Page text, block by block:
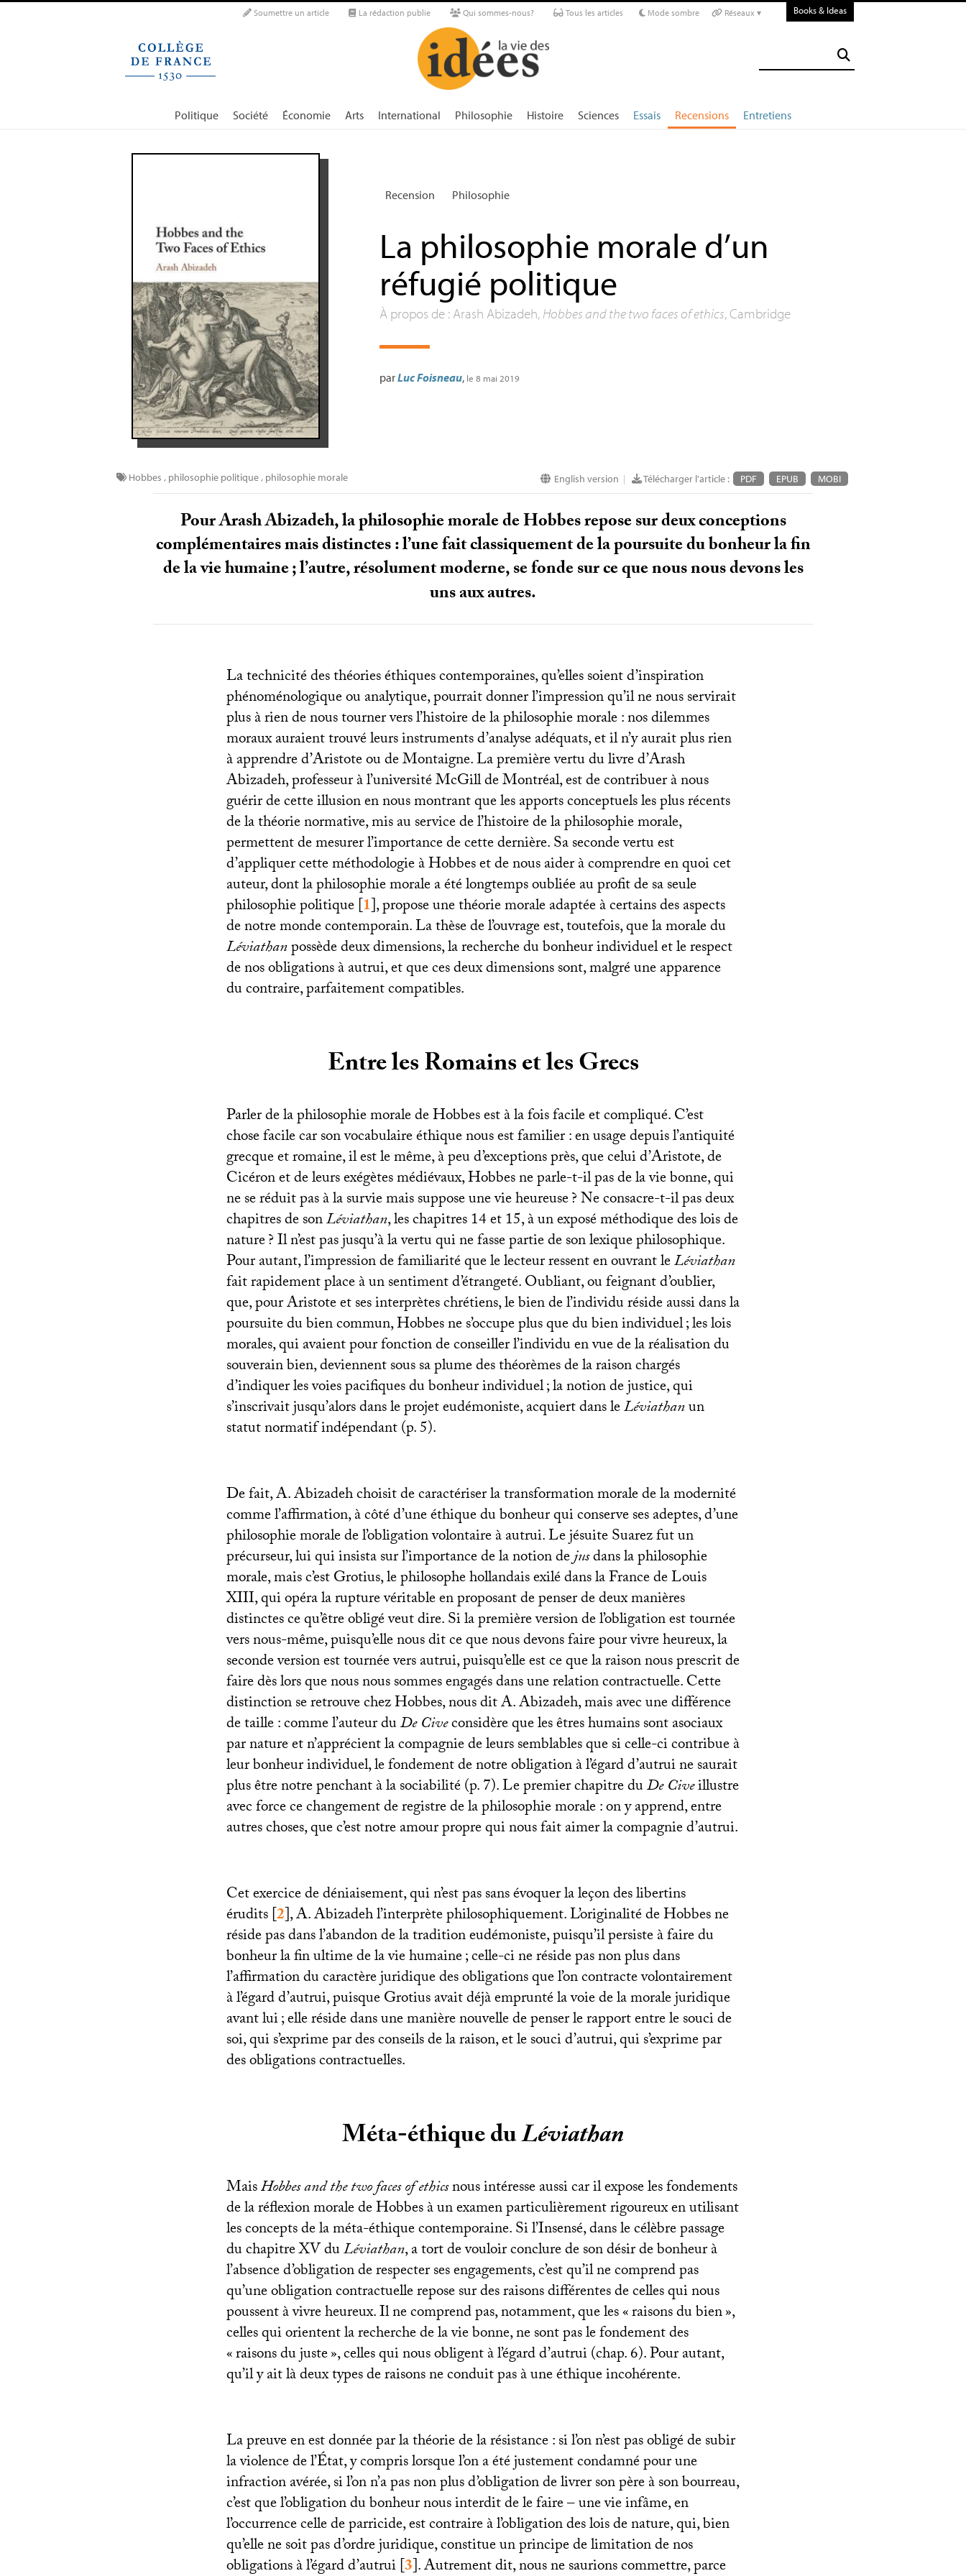
Soumettre un article La rédaction publie Qui sommes-nous? Tous les articles Mode sombre Réseaux ▾ Books & Ideas
Politique Société Économie Arts International Philosophie Histoire Sciences Essais Recensions Entretiens
Recension Philosophie
La philosophie morale d’un
réfugié politique
À propos de : Arash Abizadeh, Hobbes and the two faces of ethics, Cambridge
parLuc Foisneau, le 8 mai 2019
English version | Télécharger l'article : PDF EPUB MOBI
Hobbes , philosophie politique , philosophie morale
Pour Arash Abizadeh, la philosophie morale de Hobbes repose sur deux conceptions
complémentaires mais distinctes : l’une fait classiquement de la poursuite du bonheur la fin
de la vie humaine; l’autre, résolument moderne, se fonde sur ce que nous nous devons les
uns aux autres.
La technicité des théories éthiques contemporaines, qu’elles soient d’inspiration
phénoménologique ou analytique, pourrait donner l’impression qu’il ne nous servirait
plus à rien de nous tourner vers l’histoire de la philosophie morale : nos dilemmes
moraux auraient trouvé leurs instruments d’analyse adéquats, et il n’y aurait plus rien
à apprendre d’Aristote ou de Montaigne. La première vertu du livre d’Arash
Abizadeh, professeur à l’université McGill de Montréal, est de contribuer à nous
guérir de cette illusion en nous montrant que les apports conceptuels les plus récents
de la théorie normative, mis au service de l’histoire de la philosophie morale,
permettent de mesurer l’importance de cette dernière. Sa seconde vertu est
d’appliquer cette méthodologie à Hobbes et de nous aider à comprendre en quoi cet
auteur, dont la philosophie morale a été longtemps oubliée au profit de sa seule
philosophie politique[1], propose une théorie morale adaptée à certains des aspects
de notre monde contemporain. La thèse de l’ouvrage est, toutefois, que la morale du
Léviathanpossède deux dimensions, la recherche du bonheur individuel et le respect
de nos obligations à autrui, et que ces deux dimensions sont, malgré une apparence
du contraire, parfaitement compatibles.
Entre les Romains et les Grecs
Parler de la philosophie morale de Hobbes est à la fois facile et compliqué. C’est
chose facile car son vocabulaire éthique nous est familier : en usage depuis l’antiquité
grecque et romaine, il est le même, à peu d’exceptions près, que celui d’Aristote, de
Cicéron et de leurs exégètes médiévaux, Hobbes ne parle-t-il pas de la vie bonne, qui
ne se réduit pas à la survie mais suppose une vie heureuse? Ne consacre-t-il pas deux
chapitres de sonLéviathan, les chapitres 14 et 15, à un exposé méthodique des lois de
nature? Il n’est pas jusqu’à la vertu qui ne fasse partie de son lexique philosophique.
Pour autant, l’impression de familiarité que le lecteur ressent en ouvrant leLéviathan
fait rapidement place à un sentiment d’étrangeté. Oubliant, ou feignant d’oublier,
que, pour Aristote et ses interprètes chrétiens, le bien de l’individu réside aussi dans la
poursuite du bien commun, Hobbes ne s’occupe plus que du bien individuel; les lois
morales, qui avaient pour fonction de conseiller l’individu en vue de la réalisation du
souverain bien, deviennent sous sa plume des théorèmes de la raison chargés
d’indiquer les voies pacifiques du bonheur individuel; la notion de justice, qui
s’inscrivait jusqu’alors dans le projet eudémoniste, acquiert dans leLéviathanun
statut normatif indépendant (p. 5).
De fait, A. Abizadeh choisit de caractériser la transformation morale de la modernité
comme l’affirmation, à côté d’une éthique du bonheur qui conserve ses adeptes, d’une
philosophie morale de l’obligation volontaire à autrui. Le jésuite Suarez fut un
précurseur, lui qui insista sur l’importance de la notion dejusdans la philosophie
morale, mais c’est Grotius, le philosophe hollandais exilé dans la France de Louis
XIII, qui opéra la rupture véritable en proposant de penser de deux manières
distinctes ce qu’être obligé veut dire. Si la première version de l’obligation est tournée
vers nous-même, puisqu’elle nous dit ce que nous devons faire pour vivre heureux, la
seconde version est tournée vers autrui, puisqu’elle est ce que la raison nous prescrit de
faire dès lors que nous nous sommes engagés dans une relation contractuelle. Cette
distinction se retrouve chez Hobbes, nous dit A. Abizadeh, mais avec une différence
de taille : comme l’auteur duDe Civeconsidère que les êtres humains sont asociaux
par nature et n’apprécient la compagnie de leurs semblables que si celle-ci contribue à
leur bonheur individuel, le fondement de notre obligation à l’égard d’autrui ne saurait
plus être notre penchant à la sociabilité (p. 7). Le premier chapitre duDe Civeillustre
avec force ce changement de registre de la philosophie morale : on y apprend, entre
autres choses, que c’est notre amour propre qui nous fait aimer la compagnie d’autrui.
Cet exercice de déniaisement, qui n’est pas sans évoquer la leçon des libertins
érudits[2], A. Abizadeh l’interprète philosophiquement. L’originalité de Hobbes ne
réside pas dans l’abandon de la tradition eudémoniste, puisqu’il persiste à faire du
bonheur la fin ultime de la vie humaine; celle-ci ne réside pas non plus dans
l’affirmation du caractère juridique des obligations que l’on contracte volontairement
à l’égard d’autrui, puisque Grotius avait déjà emprunté la voie de la morale juridique
avant lui; elle réside dans une manière nouvelle de penser le rapport entre le souci de
soi, qui s’exprime par des conseils de la raison, et le souci d’autrui, qui s’exprime par
des obligations contractuelles.
Méta-éthique duLéviathan
MaisHobbes and the two faces of ethicsnous intéresse aussi car il expose les fondements
de la réflexion morale de Hobbes à un examen particulièrement rigoureux en utilisant
les concepts de la méta-éthique contemporaine. Si l’Insensé, dans le célèbre passage
du chapitreXVduLéviathan, a tort de vouloir conclure de son désir de bonheur à
l’absence d’obligation de respecter ses engagements, c’est qu’il ne comprend pas
qu’une obligation contractuelle repose sur des raisons différentes de celles qui nous
poussent à vivre heureux. Il ne comprend pas, notamment, que les «raisons du bien»,
celles qui orientent la recherche de la vie bonne, ne sont pas le fondement des
«raisons du juste», celles qui nous obligent à l’égard d’autrui (chap. 6). Pour autant,
qu’il y ait là deux types de raisons ne conduit pas à une éthique incohérente.
La preuve en est donnée par la théorie de la résistance : si l’on n’est pas obligé de subir
la violence de l’État, y compris lorsque l’on a été justement condamné pour une
infraction avérée, si l’on n’a pas non plus d’obligation de livrer son père à son bourreau,
c’est que l’obligation du bonheur nous interdit de le faire – une vie infâme, en
l’occurrence celle de parricide, est contraire à l’obligation des lois de nature, qui, bien
qu’elle ne soit pas d’ordre juridique, constitue un principe de limitation de nos
obligations à l’égard d’autrui[3]. Autrement dit, nous ne saurions commettre, parce